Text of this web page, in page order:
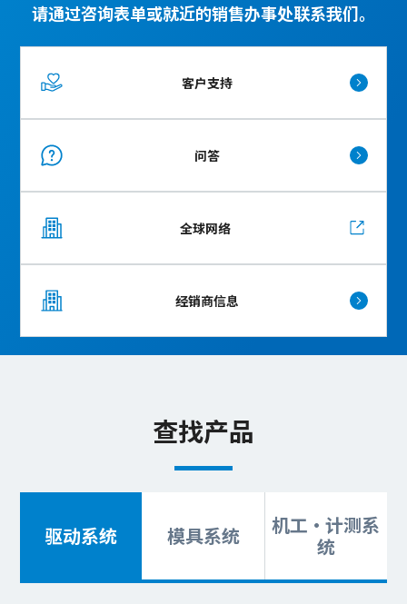
请通过咨询表单或就近的销售办事处联系我们。
客户支持
问答
全球网络
经销商信息
查找产品
驱动系统 模具系统
机工・计测系
统